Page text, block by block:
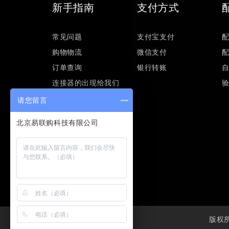
新手指南
常见问题
购物物流
订单查询
连接器的出现给我们
么？
支付方式
支付宝支付
微信支付
银行转账
版权
请您留言